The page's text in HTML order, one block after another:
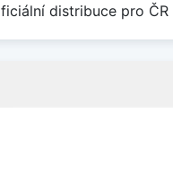
distribuce pro ČR